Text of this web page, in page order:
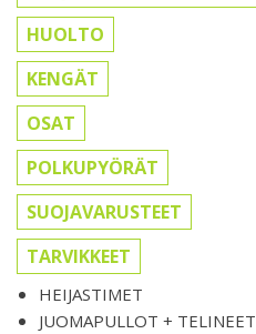
HUOLTO
KENGÄT
OSAT
POLKUPYÖRÄT
SUOJAVARUSTEET
TARVIKKEET
HEIJASTIMET
JUOMAPULLOT + TELINEET